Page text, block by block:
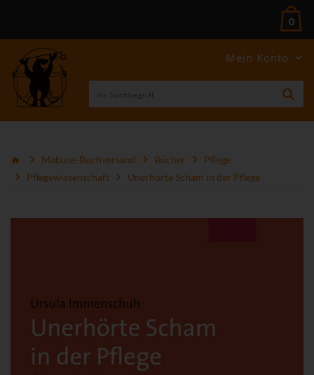
Mein Konto
0
Mabuse-Buchversand Bücher
Pflege
Pflegewissenschaft
Unerhörte Scham in der Pflege